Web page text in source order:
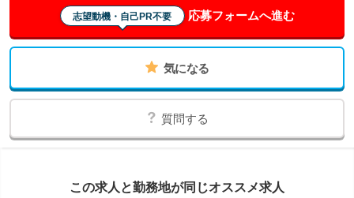
志望動機・自己PR不要 応募フォームへ進む
気になる
質問する
この求人と勤務地が同じオススメ求人